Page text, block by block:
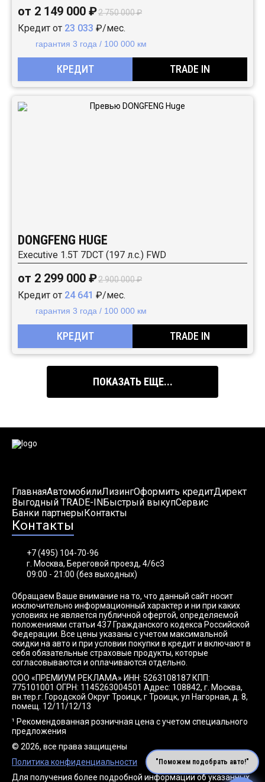
от 2 149 000 ₽2 750 000 ₽
Кредит от 23 033 ₽/мес.
гарантия 3 года / 100 000 км
КРЕДИТ TRADE IN
DONGFENG HUGE
Executive 1.5T 7DCT (197 л.с.) FWD
от 2 299 000 ₽2 900 000 ₽
Кредит от 24 641 ₽/мес.
гарантия 3 года / 100 000 км
КРЕДИТ TRADE IN
ПОКАЗАТЬ ЕЩЕ...
ГлавнаяАвтомобилиЛизингОформить кредитДирект
Выгодный TRADE-INБыстрый выкупСервис
Банки партнерыКонтакты
Контакты
+7 (495) 104-70-96
г. Москва, Береговой проезд, 4/6с3
09:00 - 21:00 (без выходных)
Обращаем Ваше внимание на то, что данный сайт носит
исключительно информационный характер и ни при каких
условиях не является публичной офертой, определяемой
положениями статьи 437 Гражданского кодекса Российской
Федерации. Все цены указаны с учетом максимальной
скидки на авто и при условии покупки в кредит и включают в
себя обязательные страховые продукты, которые
согласовываются и оплачиваются отдельно.
ООО «ПРЕМИУМ РЕКЛАМА» ИНН: 5263108187 КПП:
775101001 ОГРН: 1145263004501 Адрес: 108842, г. Москва,
вн.тер.г. Городской Округ Троицк, г Троицк, ул Нагорная, д. 8,
помещ. 12/11/12/13
¹ Рекомендованная розничная цена с учетом специального
предложения
© 2026, все права защищены
Политика конфиденциальности
Для получения более подробной информации об указанных
"Поможем подобрать авто!"